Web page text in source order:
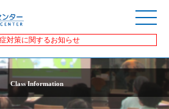
対策に関するお知らせ
Class Information